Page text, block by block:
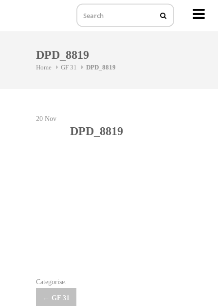
DPD_8819
Home GF 31 DPD_8819
20 Nov
DPD_8819
Categorise:
Post
← GF 31